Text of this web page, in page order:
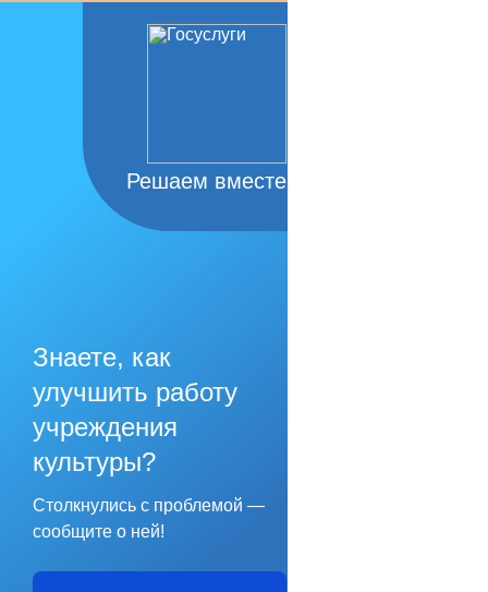
Решаем вместе
Знаете, как
улучшить работу
учреждения
культуры?
Столкнулись с проблемой —
сообщите о ней!